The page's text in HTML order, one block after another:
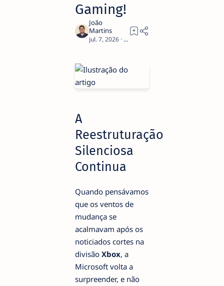
Gaming!
2
A
Reestruturação
Silenciosa
Continua
Quando pensávamos
que os ventos de
mudança se
acalmavam após os
noticiados cortes na
divisão Xbox, a
Microsoft volta a
surpreender, e não